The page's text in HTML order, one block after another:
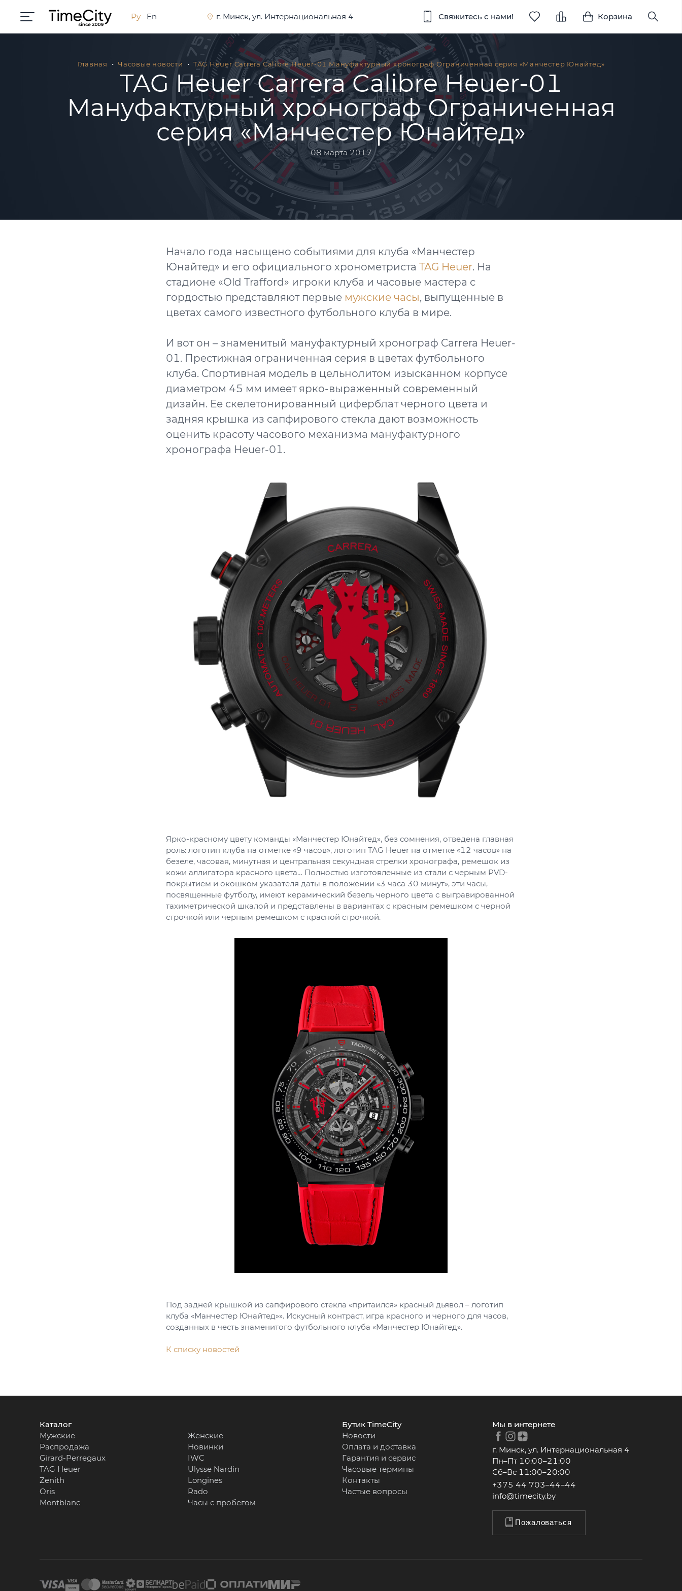
Ру En г. Минск, ул. Интернациональная 4 Свяжитесь с нами! Корзина
Главная Часовые новости TAG Heuer Carrera Calibre Heuer-01 Мануфактурный хронограф Ограниченная серия «Манчестер Юнайтед»
TAG Heuer Carrera Calibre Heuer-01
Мануфактурный хронограф Ограниченная
серия «Манчестер Юнайтед»
08 марта 2017
Начало года насыщено событиями для клуба «Манчестер
Юнайтед» и его официального хронометриста TAG Heuer. На
стадионе «Old Trafford» игроки клуба и часовые мастера с
гордостью представляют первые мужские часы, выпущенные в
цветах самого известного футбольного клуба в мире.
И вот он – знаменитый мануфактурный хронограф Carrera Heuer-
01. Престижная ограниченная серия в цветах футбольного
клуба. Спортивная модель в цельнолитом изысканном корпусе
диаметром 45 мм имеет ярко-выраженный современный
дизайн. Ее скелетонированный циферблат черного цвета и
задняя крышка из сапфирового стекла дают возможность
оценить красоту часового механизма мануфактурного
хронографа Heuer-01.
Ярко-красному цвету команды «Манчестер Юнайтед», без сомнения, отведена главная
роль: логотип клуба на отметке «9 часов», логотип TAG Heuer на отметке «12 часов» на
безеле, часовая, минутная и центральная секундная стрелки хронографа, ремешок из
кожи аллигатора красного цвета… Полностью изготовленные из стали с черным PVD-
покрытием и окошком указателя даты в положении «3 часа 30 минут», эти часы,
посвященные футболу, имеют керамический безель черного цвета с выгравированной
тахиметрической шкалой и представлены в вариантах с красным ремешком с черной
строчкой или черным ремешком с красной строчкой.
Под задней крышкой из сапфирового стекла «притаился» красный дьявол – логотип
клуба «Манчестер Юнайтед»». Искусный контраст, игра красного и черного для часов,
созданных в честь знаменитого футбольного клуба «Манчестер Юнайтед».
К списку новостей
Каталог
Мужские
Женские
Распродажа
Новинки
Girard-Perregaux
IWC
TAG Heuer
Ulysse Nardin
Zenith
Longines
Oris
Rado
Montblanc
Часы с пробегом
Бутик TimeCity
Новости
Оплата и доставка
Гарантия и сервис
Часовые термины
Контакты
Частые вопросы
Мы в интернете
г. Минск, ул. Интернациональная 4
Пн–Пт 10:00–21:00
Сб–Вс 11:00–20:00
+375 44 703–44–44
info@timecity.by
Пожаловаться